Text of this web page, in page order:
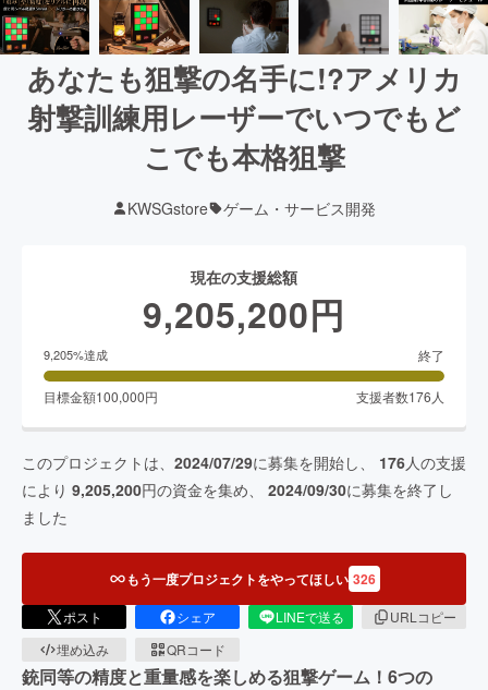
あなたも狙撃の名手に!?アメリカ
射撃訓練用レーザーでいつでもど
こでも本格狙撃
KWSGstore ゲーム・サービス開発
現在の支援総額
9,205,200円
9,205%達成 終了
目標金額100,000円 支援者数176 人
このプロジェクトは、 2024/07/29に募集を開始し、 176人の支援
により 9,205,200円の資金を集め、 2024/09/30に募集を終了し
ました
もう一度プロジェクトをやってほしい 326
ポスト シェア LINEで送る
URLコピー
埋め込み
QRコード
銃同等の精度と重量感を楽しめる狙撃ゲーム！6つの